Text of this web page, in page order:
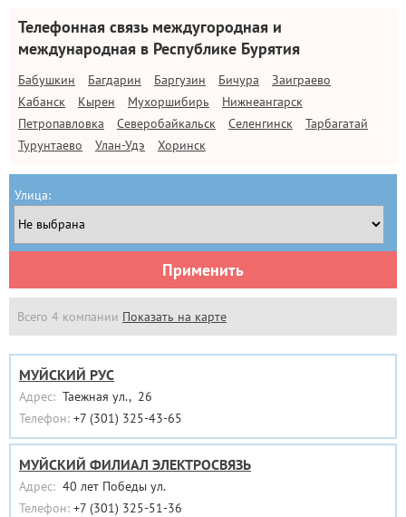
Телефонная связь междугородная и
международная в Республике Бурятия
Бабушкин Багдарин Баргузин Бичура
Заиграево
Кабанск
Кырен Мухоршибирь
Нижнеангарск
Петропавловка
Северобайкальск Селенгинск
Тарбагатай
Турунтаево
Улан-Удэ Хоринск
Улица:
Применить
Всего 4 компании Показать на карте
МУЙСКИЙ РУС
Адрес: Таежная ул., 26
Телефон: +7 (301) 325-43-65
МУЙСКИЙ ФИЛИАЛ ЭЛЕКТРОСВЯЗЬ
Адрес: 40 лет Победы ул.
Телефон: +7 (301) 325-51-36